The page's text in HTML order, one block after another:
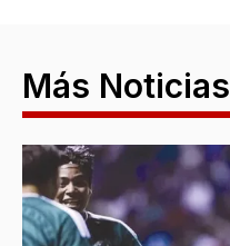
Más Noticias